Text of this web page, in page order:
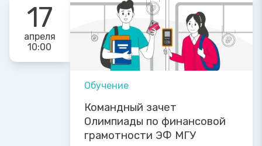
17
апреля
10:00
Обучение
Командный зачет
Олимпиады по финансовой
грамотности ЭФ МГУ